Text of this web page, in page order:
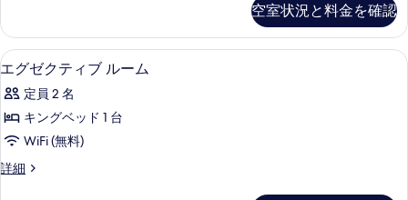
べ
て
の
写
真
を
表
(Marylebone)
の
詳
空室状況と料金を確認
エ
グ
ゼ
ク
テ
ィ
低刺激性寝具、ミニバー、セーフテ
3
エグゼクティブ ルーム
定員 2 名
キングベッド 1 台
WiFi (無料)
詳細
エ